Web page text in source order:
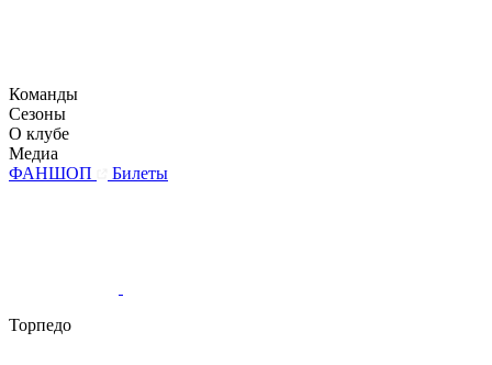
Команды
Сезоны
О клубе
Медиа
ФАНШОП
Билеты
Торпедо